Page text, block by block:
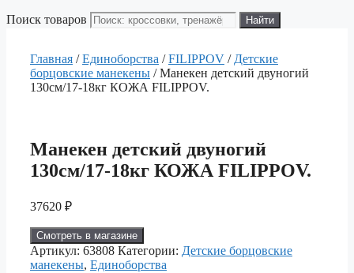
Поиск товаров Найти
Главная /Единоборства /FILIPPOV / Детские
борцовские манекены / Манекен детский двуногий
130см/17-18кг КОЖА FILIPPOV.
Манекен детский двуногий
130см/17-18кг КОЖА FILIPPOV.
37620 ₽
Смотреть в магазине
Артикул: 63808 Категории: Детские борцовские
манекены, Единоборства